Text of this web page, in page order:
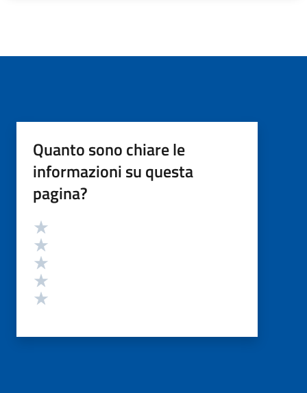
Quanto sono chiare le
informazioni su questa
pagina?
Valutazione